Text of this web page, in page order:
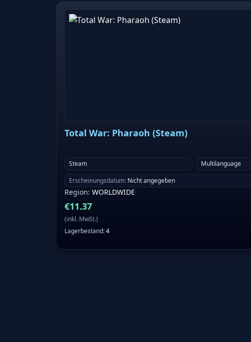
Total War: Pharaoh (Steam)
Steam
Multilanguage
Erscheinungsdatum: Nicht angegeben
Region: WORLDWIDE
€11.37
(inkl. MwSt.)
Lagerbestand:4